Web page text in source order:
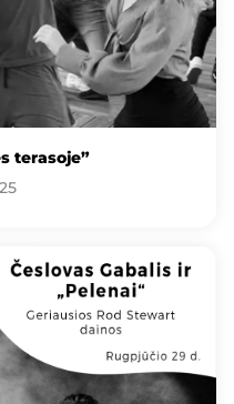
terasoje”